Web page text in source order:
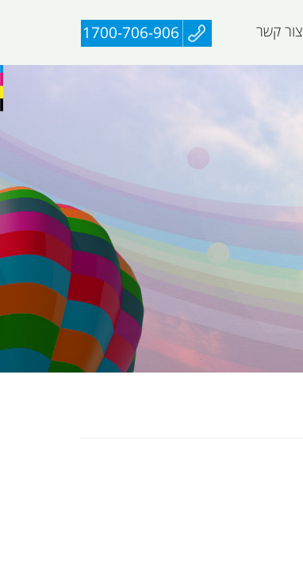
1700-706-906 צור קשר